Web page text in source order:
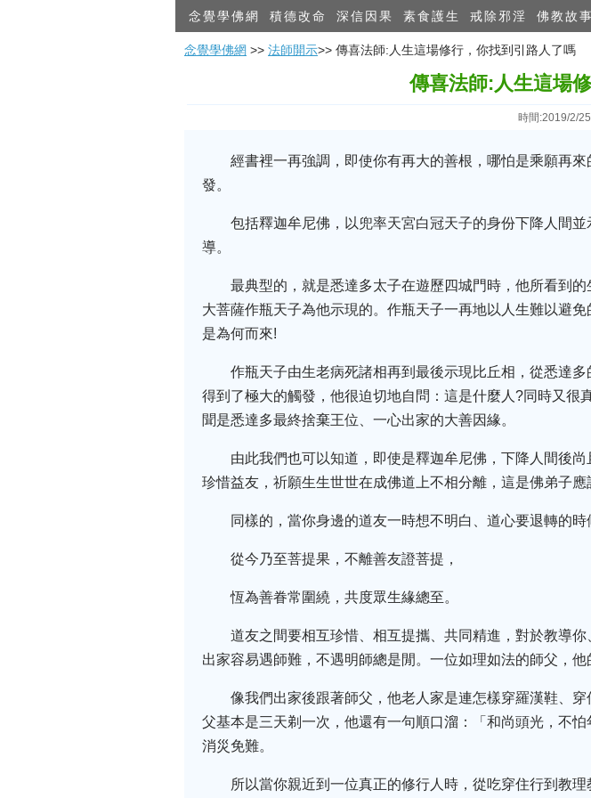
念覺學佛網 積德改命 深信因果 素食護生 戒除邪淫 佛教故事
念覺學佛網 >> 法師開示>> 傳喜法師:人生這場修行，你找到引路人了嗎
傳喜法師:人生這場
時間:2019/2/
經書裡一再強調，即使你有再大的善根，哪怕是乘願再
發。
包括釋迦牟尼佛，以兜率天宮白冠天子的身份下降人間
導。
最典型的，就是悉達多太子在遊歷四城門時，他所看到
大菩薩作瓶天子為他示現的。作瓶天子一再地以人生難以避
是為何而來!
作瓶天子由生老病死諸相再到最後示現比丘相，從悉達
得到了極大的觸發，他很迫切地自問：這是什麼人?同時又
聞是悉達多最終捨棄王位、一心出家的大善因緣。
由此我們也可以知道，即使是釋迦牟尼佛，下降人間後
珍惜益友，祈願生生世世在成佛道上不相分離，這是佛弟子應
同樣的，當你身邊的道友一時想不明白、道心要退轉的
從今乃至菩提果，不離善友證菩提，
恆為善眷常圍繞，共度眾生緣總至。
道友之間要相互珍惜、相互提攜、共同精進，對於教導
出家容易遇師難，不遇明師總是閒。一位如理如法的師父，
像我們出家後跟著師父，他老人家是連怎樣穿羅漢鞋、
父基本是三天剃一次，他還有一句順口溜：「和尚頭光，不
消災免難。
所以當你親近到一位真正的修行人時，從吃穿住行到教